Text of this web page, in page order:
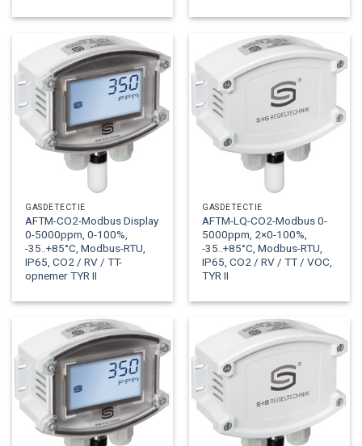
GASDETECTIE
AFTM-CO2-Modbus Display
0-5000ppm, 0-100%,
-35..+85°C, Modbus-RTU,
IP65, CO2 / RV / TT-
opnemer TYR II
GASDETECTIE
AFTM-LQ-CO2-Modbus 0-
5000ppm, 2×0-100%,
-35..+85°C, Modbus-RTU,
IP65, CO2 / RV / TT / VOC,
TYR II